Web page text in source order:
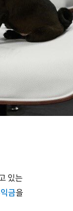
있는
금을